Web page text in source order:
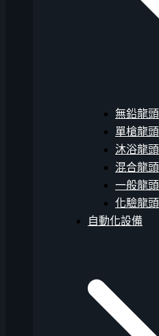
無鉛龍頭
單槍龍頭
沐浴龍頭
混合龍頭
一般龍頭
化驗龍頭
自動化設備